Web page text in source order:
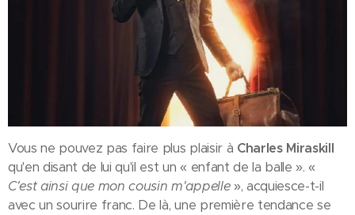
Vous ne pouvez pas faire plus plaisir à Charles Miraskill
qu'en disant de lui qu'il est un « enfant de la balle ». «
C'est ainsi que mon cousin m'appelle», acquiesce-t-il
avec un sourire franc. De là, une première tendance se